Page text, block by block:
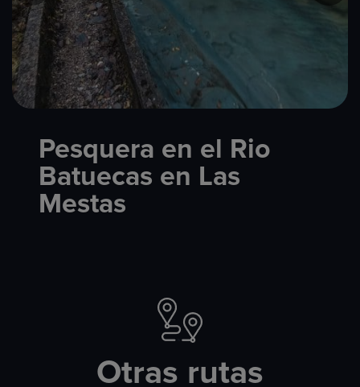
Pesquera en el Rio
Batuecas en Las
Mestas
Otras rutas